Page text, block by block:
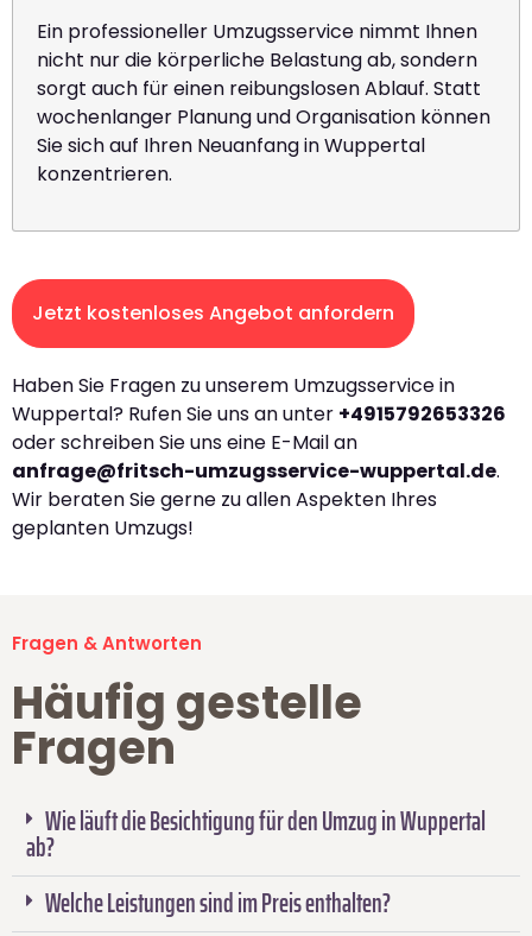
Ein professioneller Umzugsservice nimmt Ihnen
nicht nur die körperliche Belastung ab, sondern
sorgt auch für einen reibungslosen Ablauf. Statt
wochenlanger Planung und Organisation können
Sie sich auf Ihren Neuanfang in Wuppertal
konzentrieren.
Jetzt kostenloses Angebot anfordern
Haben Sie Fragen zu unserem Umzugsservice in
Wuppertal? Rufen Sie uns an unter +4915792653326
oder schreiben Sie uns eine E-Mail an
anfrage@fritsch-umzugsservice-wuppertal.de.
Wir beraten Sie gerne zu allen Aspekten Ihres
geplanten Umzugs!
Fragen & Antworten
Häufig gestelle
Fragen
Wie läuft die Besichtigung für den Umzug in Wuppertal
ab?
Welche Leistungen sind im Preis enthalten?